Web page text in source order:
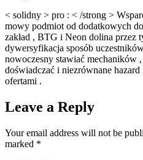
< solidny > pro : < /strong >
mowy podmiot od dodatkowych
zakład , BTG i Neon dolina przez
dywersyfikacja sposób
nowoczesny stawiać mechaników
doświadczać i niezrównane
ofertami .
Leave a Reply
Your email address will not be
marked *